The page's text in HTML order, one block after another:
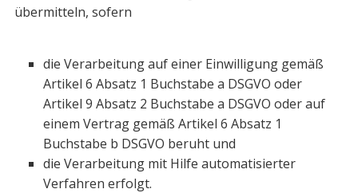
übermitteln, sofern
die Verarbeitung auf einer Einwilligung gemäß
Artikel 6 Absatz 1 Buchstabe a DSGVO oder
Artikel 9 Absatz 2 Buchstabe a DSGVO oder auf
einem Vertrag gemäß Artikel 6 Absatz 1
Buchstabe b DSGVO beruht und
die Verarbeitung mit Hilfe automatisierter
Verfahren erfolgt.